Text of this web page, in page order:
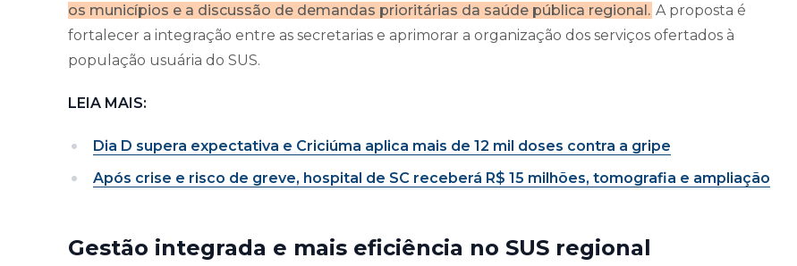
os municípios e a discussão de demandas prioritárias da saúde pública regional. A proposta é
fortalecer a integração entre as secretarias e aprimorar a organização dos serviços ofertados à
população usuária do SUS.
LEIA MAIS:
Dia D supera expectativa e Criciúma aplica mais de 12 mil doses contra a gripe
Após crise e risco de greve, hospital de SC receberá R$ 15 milhões, tomografia e ampliação
Gestão integrada e mais eficiência no SUS regional